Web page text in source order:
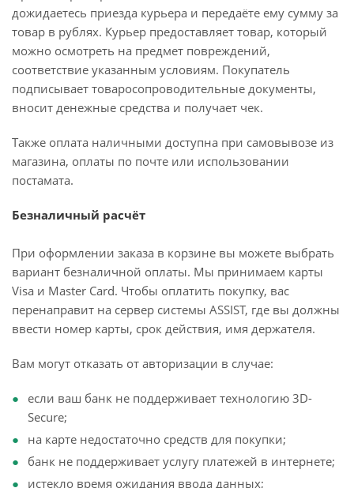
дожидаетесь приезда курьера и передаёте ему сумму за
товар в рублях. Курьер предоставляет товар, который
можно осмотреть на предмет повреждений,
соответствие указанным условиям. Покупатель
подписывает товаросопроводительные документы,
вносит денежные средства и получает чек.
Также оплата наличными доступна при самовывозе из
магазина, оплаты по почте или использовании
постамата.
Безналичный расчёт
При оформлении заказа в корзине вы можете выбрать
вариант безналичной оплаты. Мы принимаем карты
Visa и Master Card. Чтобы оплатить покупку, вас
перенаправит на сервер системы ASSIST, где вы должны
ввести номер карты, срок действия, имя держателя.
Вам могут отказать от авторизации в случае:
если ваш банк не поддерживает технологию 3D-
Secure;
на карте недостаточно средств для покупки;
банк не поддерживает услугу платежей в интернете;
истекло время ожидания ввода данных;